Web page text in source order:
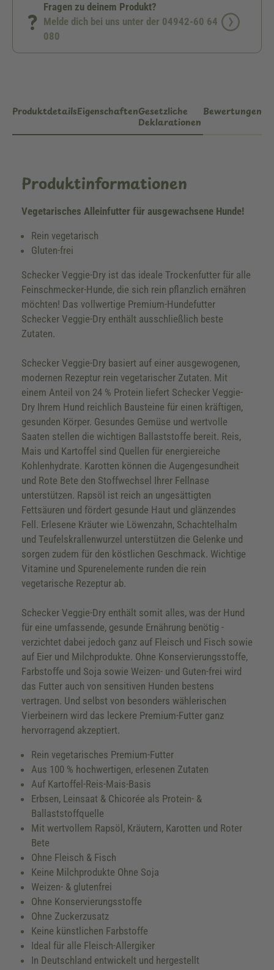
Fragen zu deinem Produkt?
Melde dich bei uns unter der 04942-60 64
080
ProduktdetailsEigenschaftenGesetzliche
Deklarationen
Bewertungen
Produktinformationen
Vegetarisches Alleinfutter für ausgewachsene Hunde!
Rein vegetarisch
Gluten-frei
Schecker Veggie-Dry ist das ideale Trockenfutter für alle
Feinschmecker-Hunde, die sich rein pflanzlich ernähren
möchten! Das vollwertige Premium-Hundefutter
Schecker Veggie-Dry enthält ausschließlich beste
Zutaten.
Schecker Veggie-Dry basiert auf einer ausgewogenen,
modernen Rezeptur rein vegetarischer Zutaten. Mit
einem Anteil von 24 % Protein liefert Schecker Veggie-
Dry Ihrem Hund reichlich Bausteine für einen kräftigen,
gesunden Körper. Gesundes Gemüse und wertvolle
Saaten stellen die wichtigen Ballaststoffe bereit. Reis,
Mais und Kartoffel sind Quellen für energiereiche
Kohlenhydrate. Karotten können die Augengesundheit
und Rote Bete den Stoffwechsel Ihrer Fellnase
unterstützen. Rapsöl ist reich an ungesättigten
Fettsäuren und fördert gesunde Haut und glänzendes
Fell. Erlesene Kräuter wie Löwenzahn, Schachtelhalm
und Teufelskrallenwurzel unterstützen die Gelenke und
sorgen zudem für den köstlichen Geschmack. Wichtige
Vitamine und Spurenelemente runden die rein
vegetarische Rezeptur ab.
Schecker Veggie-Dry enthält somit alles, was der Hund
für eine umfassende, gesunde Ernährung benötig -
verzichtet dabei jedoch ganz auf Fleisch und Fisch sowie
auf Eier und Milchprodukte. Ohne Konservierungsstoffe,
Farbstoffe und Soja sowie Weizen- und Guten-frei wird
das Futter auch von sensitiven Hunden bestens
vertragen. Und selbst von besonders wählerischen
Vierbeinern wird das leckere Premium-Futter ganz
hervorragend akzeptiert.
Rein vegetarisches Premium-Futter
Aus 100 % hochwertigen, erlesenen Zutaten
Auf Kartoffel-Reis-Mais-Basis
Erbsen, Leinsaat & Chicorée als Protein- &
Ballaststoffquelle
Mit wertvollem Rapsöl, Kräutern, Karotten und Roter
Bete
Ohne Fleisch & Fisch
Keine Milchprodukte Ohne Soja
Weizen- & glutenfrei
Ohne Konservierungsstoffe
Ohne Zuckerzusatz
Keine künstlichen Farbstoffe
Ideal für alle Fleisch-Allergiker
In Deutschland entwickelt und hergestellt